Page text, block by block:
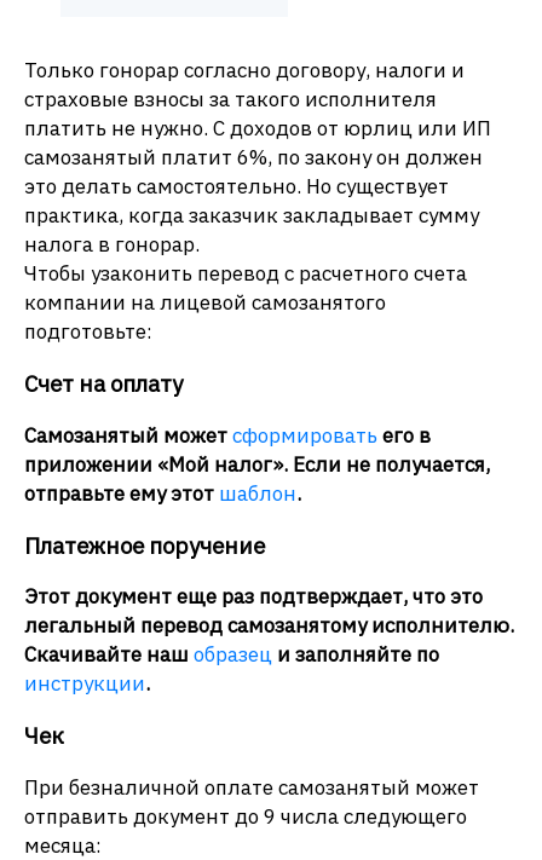
Только гонорар согласно договору, налоги и
страховые взносы за такого исполнителя
платить не нужно. С доходов от юрлиц или ИП
самозанятый платит 6%, по закону он должен
это делать самостоятельно. Но существует
практика, когда заказчик закладывает сумму
налога в гонорар.
Чтобы узаконить перевод с расчетного счета
компании на лицевой самозанятого
подготовьте:
Счет на оплату
Самозанятый можетсформировать его в
приложении «Мой налог». Если не получается,
отправьте ему этот шаблон.
Платежное поручение
Этот документ еще раз подтверждает, что это
легальный перевод самозанятому исполнителю.
Скачивайте наш образец и заполняйте по
инструкции.
Чек
При безналичной оплате самозанятый может
отправить документ до 9 числа следующего
месяца: